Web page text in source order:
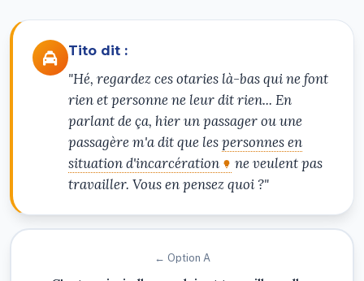
Tito dit :
"Hé, regardez ces otaries là-bas qui ne font
rien et personne ne leur dit rien... En
parlant de ça, hier un passager ou une
passagère m'a dit que lespersonnes en
situation d'incarcération
ne veulent pas
travailler. Vous en pensez quoi ?"
← Option A